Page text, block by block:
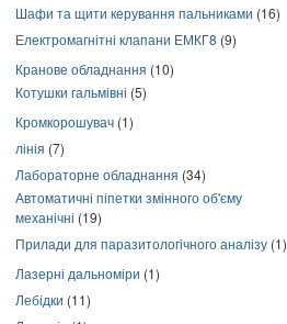
Шафи та щити керування пальниками (16)
Електромагнітні клапани ЕМКГ8 (9)
Кранове обладнання (10)
Котушки гальмівні (5)
Кромкорошувач (1)
лінія (7)
Лабораторне обладнання (34)
Автоматичні піпетки змінного об'єму
механічні (19)
Прилади для паразитологічного аналізу (1)
Лазерні дальноміри (1)
Лебідки (11)